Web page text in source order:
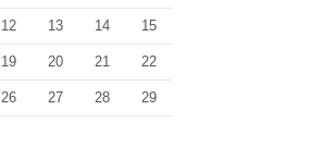
12 13 14 15
19 20 21 22
26 27 28 29